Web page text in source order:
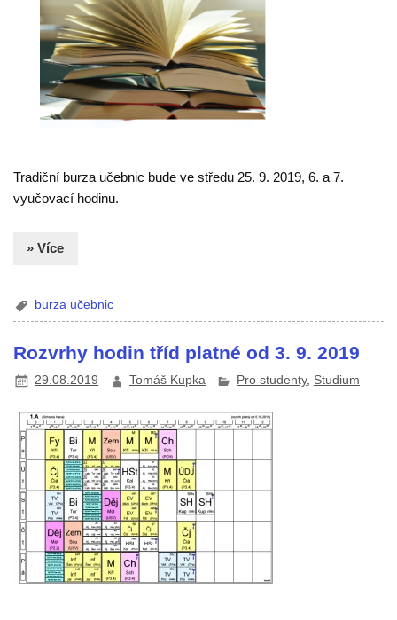
Tradiční burza učebnic bude ve středu 25. 9. 2019, 6. a 7.
vyučovací hodinu.
» Více
burza učebnic
Rozvrhy hodin tříd platné od 3. 9. 2019
29.08.2019 Tomáš Kupka Pro studenty, Studium